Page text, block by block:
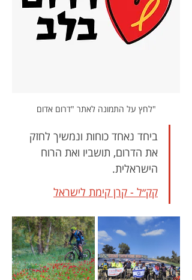
לחץ על התמונה לאתר "דרום אדום"
ביחד נאחד כוחות ונמשיך לחזק
את הדרום, תושביו ואת הרוח
הישראלית.
קק״ל - קרן קימת לישראל